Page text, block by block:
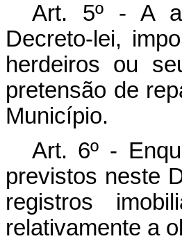
Art. 5º - A
Decreto-lei,
herdeiros ou
pretensão de
Município.
Art. 6º -
previstos neste
registros
relativamente a